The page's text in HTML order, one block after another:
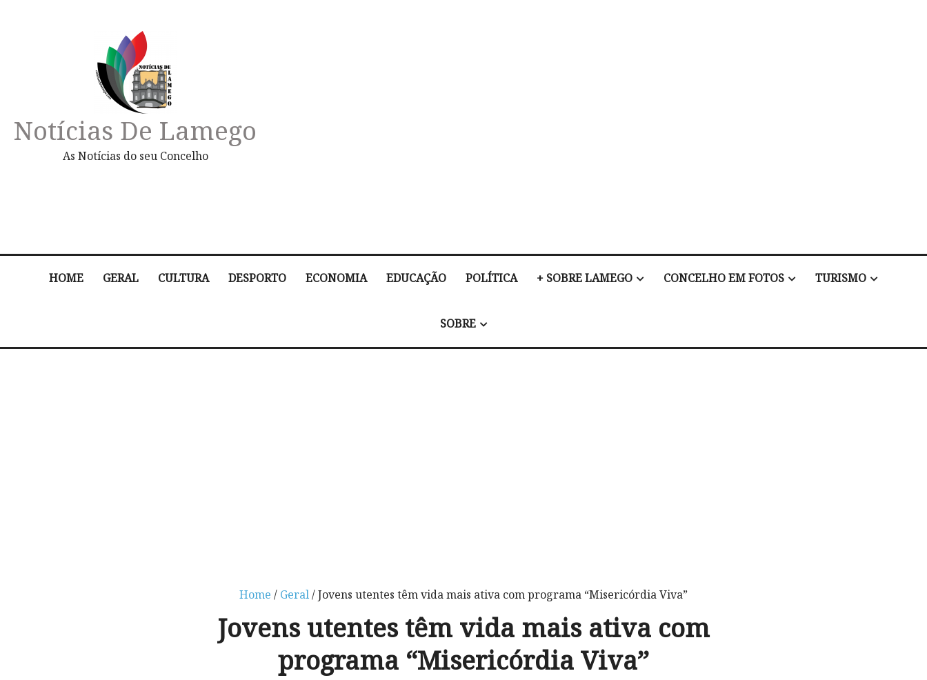
Notícias De Lamego
As Notícias do seu Concelho
HOME GERAL CULTURA DESPORTO ECONOMIA EDUCAÇÃO POLÍTICA + SOBRE LAMEGO CONCELHO EM FOTOS TURISMO
SOBRE
Home / Geral/ Jovens utentes têm vida mais ativa com programa “Misericórdia Viva”
Jovens utentes têm vida mais ativa com
programa “Misericórdia Viva”